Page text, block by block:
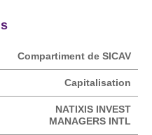
Compartiment de SICAV
Capitalisation
NATIXIS INVEST
MANAGERS INTL